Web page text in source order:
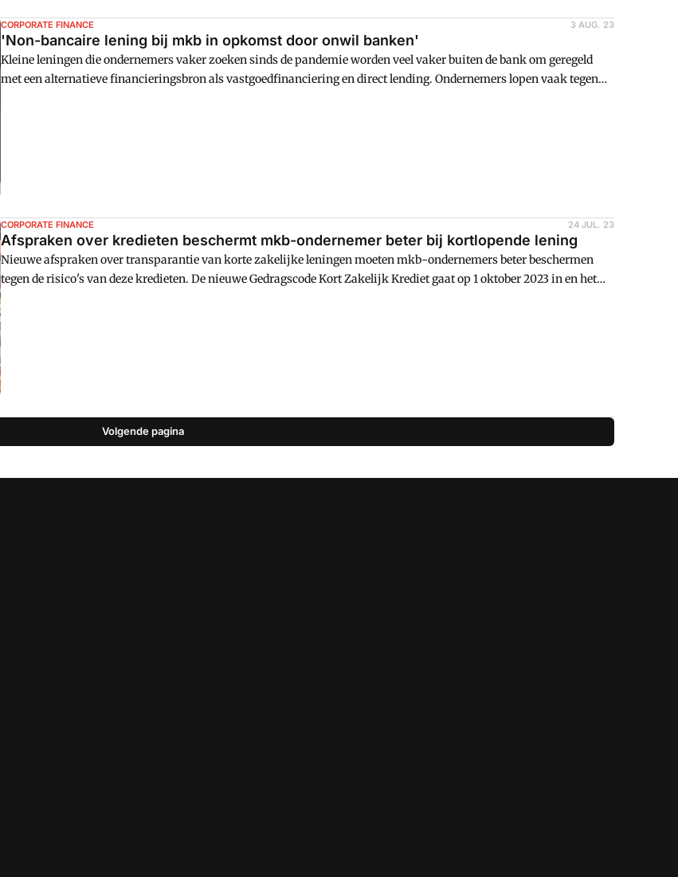
CORPORATE FINANCE 3 AUG. 23
'Non-bancaire lening bij mkb in opkomst door onwil banken'
Kleine leningen die ondernemers vaker zoeken sinds de pandemie worden veel vaker buiten de bank om geregeld
met een alternatieve financieringsbron als vastgoedfinanciering en direct lending. Ondernemers lopen vaak tegen
CORPORATE FINANCE 24 JUL. 23
Afspraken over kredieten beschermt mkb-ondernemer beter bij kortlopende lening
Nieuwe afspraken over transparantie van korte zakelijke leningen moeten mkb-ondernemers beter beschermen
tegen de risico's van deze kredieten. De nieuwe Gedragscode Kort Zakelijk Krediet gaat op 1 oktober 2023 in en het
Volgende pagina